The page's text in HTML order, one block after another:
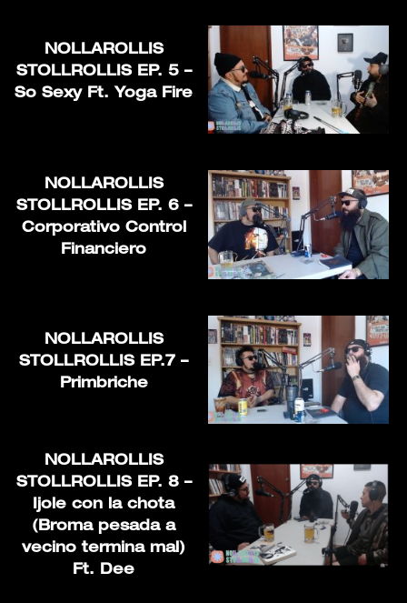
NOLLAROLLIS
STOLLROLLIS EP. 5 –
So Sexy Ft. Yoga Fire
NOLLAROLLIS
STOLLROLLIS EP. 6 –
Corporativo Control
Financiero
NOLLAROLLIS
STOLLROLLIS EP.7 –
Primbriche
NOLLAROLLIS
STOLLROLLIS EP. 8 –
Ijole con la chota
(Broma pesada a
vecino termina mal)
Ft. Dee